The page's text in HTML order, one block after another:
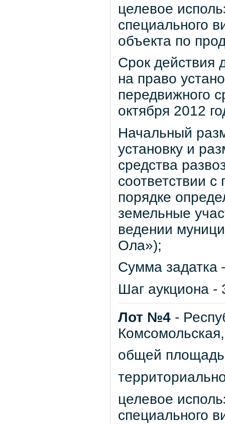
целевое
специального
объекта по
Срок действия
на право
передвижного
октября 2012
Начальный
установку и
средства
соответствии
порядке
земельные
ведении
Ола»);
Сумма задатка
Шаг аукциона -
Лот №4 -
общей
целевое
специального